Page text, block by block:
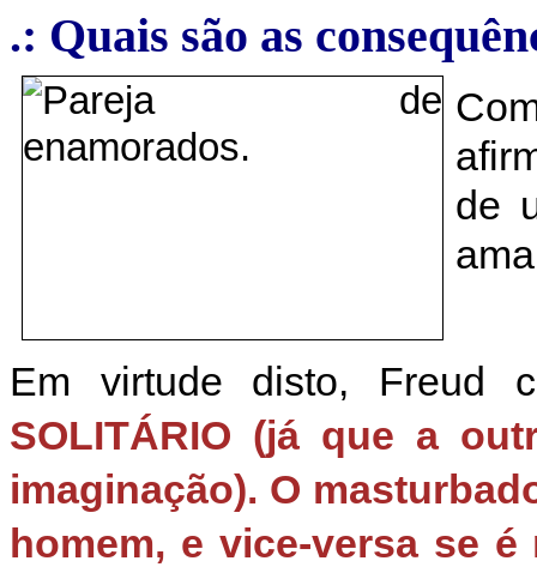
.: Quais são as
de
Em virtude disto, Freud
SOLITÁRIO (já que a
imaginação). O
homem, e vice-versa se